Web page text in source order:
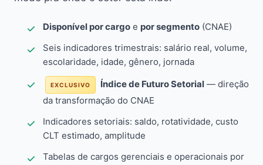
Disponível por cargo e por segmento (CNAE)
Seis indicadores trimestrais: salário real, volume,
escolaridade, idade, gênero, jornada
EXCLUSIVO Índice de Futuro Setorial — direção
da transformação do CNAE
Indicadores setoriais: saldo, rotatividade, custo
CLT estimado, amplitude
Tabelas de cargos gerenciais e operacionais por